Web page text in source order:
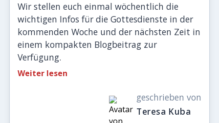
Wir stellen euch einmal wöchentlich die
wichtigen Infos für die Gottesdienste in der
kommenden Woche und der nächsten Zeit in
einem kompakten Blogbeitrag zur
Verfügung.
Weiter lesen
geschrieben von
Teresa Kuba